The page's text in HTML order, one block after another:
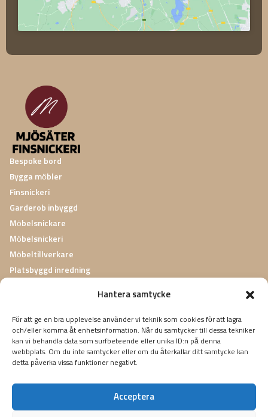
Hantera samtycke
För att ge en bra upplevelse använder vi teknik som cookies för att lagra
och/eller komma åt enhetsinformation. När du samtycker till dessa tekniker
kan vi behandla data som surfbeteende eller unika ID:n på denna
webbplats. Om du inte samtycker eller om du återkallar ditt samtycke kan
detta påverka vissa funktioner negativt.
Acceptera
Bespoke bord
Bygga möbler
Finsnickeri
Garderob inbyggd
Möbelsnickare
Möbelsnickeri
Möbeltillverkare
Platsbyggd inredning
Specialsnickeri
Inredningssnickeri
Nå ut till oss
Victor Balcks väg 102, 12240 Enskede
info@mjosatersnickeri.se